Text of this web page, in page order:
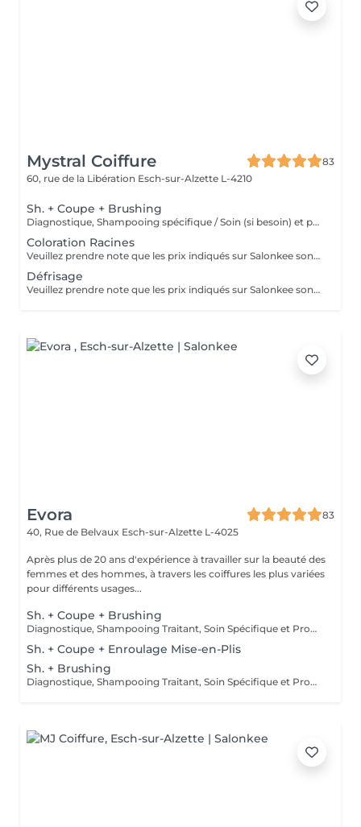
Mystral Coiffure
83
60, rue de la Libération Esch-sur-Alzette L-4210
Sh. + Coupe + Brushing
Diagnostique, Shampooing spécifique / Soin (si besoin) et produits de coiffage inclus
Coloration Racines
Veuillez prendre note que les prix indiqués sur Salonkee sont communiqués à titre informatif et s'entendent de base. Ces derniers sont susceptibles de varier selon le diagnostic réalisé à votre arrivée au salon et l'expertise du professionnel à qui vous confiez votre beauté. Dans tous les cas, un devis précis vous sera proposé et toutes réalisations de prestations seront effectuées avec votre accord. Un grand merci d'avance pour votre compréhension. Au plaisir de vous recevoir très vite.
Défrisage
Veuillez prendre note que les prix indiqués sur Salonkee sont communiqués à titre informatif et s'entendent de base. Ces derniers sont susceptibles de varier selon le diagnostic réalisé à votre arrivée au salon et l'expertise du professionnel à qui vous confiez votre beauté. Dans tous les cas, un devis précis vous sera proposé et toutes réalisations de prestations seront effectuées avec votre accord. Un grand merci d'avance pour votre compréhension. Au plaisir de vous recevoir très vite.
Evora
83
40, Rue de Belvaux Esch-sur-Alzette L-4025
Après plus de 20 ans d'expérience à travailler sur la beauté des
femmes et des hommes, à travers les coiffures les plus variées
pour différents usages...
Sh. + Coupe + Brushing
Diagnostique, Shampooing Traitant, Soin Spécifique et Produits Coiffants inclus
Sh. + Coupe + Enroulage Mise-en-Plis
Sh. + Brushing
Diagnostique, Shampooing Traitant, Soin Spécifique et Produits Coiffants inclus